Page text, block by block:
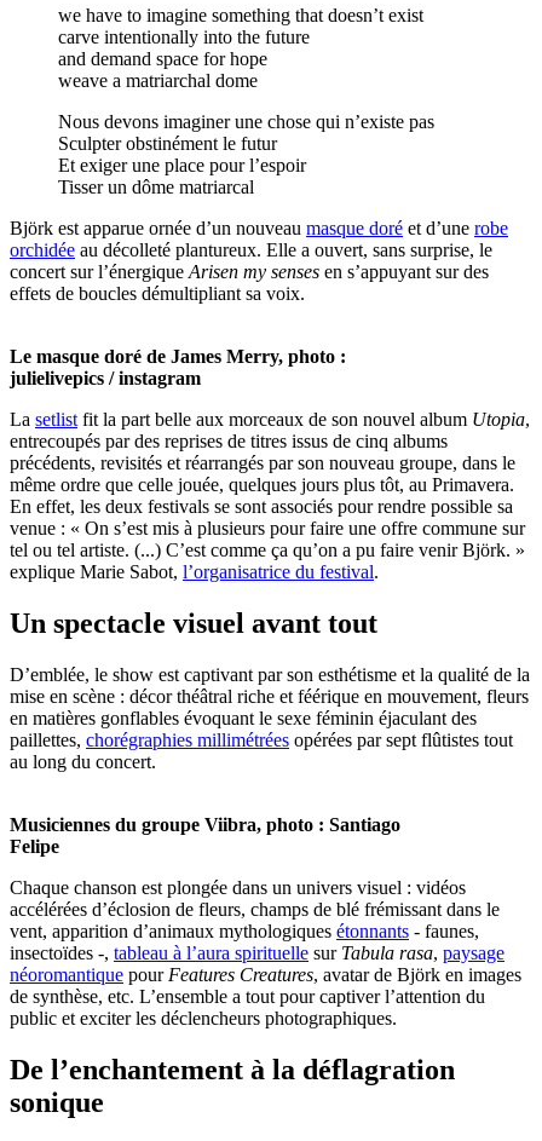
we have to imagine something that doesn’t exist
carve intentionally into the future
and demand space for hope
weave a matriarchal dome
Nous devons imaginer une chose qui n’existe pas
Sculpter obstinément le futur
Et exiger une place pour l’espoir
Tisser un dôme matriarcal
Björk est apparue ornée d’un nouveau masque doré et d’une robe
orchidée au décolleté plantureux. Elle a ouvert, sans surprise, le
concert sur l’énergique Arisen my senses en s’appuyant sur des
effets de boucles démultipliant sa voix.
Le masque doré de James Merry, photo :
julielivepics / instagram
La setlist fit la part belle aux morceaux de son nouvel album Utopia,
entrecoupés par des reprises de titres issus de cinq albums
précédents, revisités et réarrangés par son nouveau groupe, dans le
même ordre que celle jouée, quelques jours plus tôt, au Primavera.
En effet, les deux festivals se sont associés pour rendre possible sa
venue : « On s’est mis à plusieurs pour faire une offre commune sur
tel ou tel artiste. (...) C’est comme ça qu’on a pu faire venir Björk. »
explique Marie Sabot, l’organisatrice du festival.
Un spectacle visuel avant tout
D’emblée, le show est captivant par son esthétisme et la qualité de la
mise en scène : décor théâtral riche et féérique en mouvement, fleurs
en matières gonflables évoquant le sexe féminin éjaculant des
paillettes, chorégraphies millimétrées opérées par sept flûtistes tout
au long du concert.
Musiciennes du groupe Viibra, photo : Santiago
Felipe
Chaque chanson est plongée dans un univers visuel : vidéos
accélérées d’éclosion de fleurs, champs de blé frémissant dans le
vent, apparition d’animaux mythologiques étonnants - faunes,
insectoïdes -, tableau à l’aura spirituelle sur Tabula rasa, paysage
néoromantique pour Features Creatures, avatar de Björk en images
de synthèse, etc. L’ensemble a tout pour captiver l’attention du
public et exciter les déclencheurs photographiques.
De l’enchantement à la déflagration
sonique